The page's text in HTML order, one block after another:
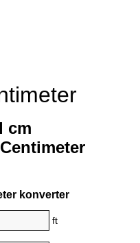
cm
konverter
ft